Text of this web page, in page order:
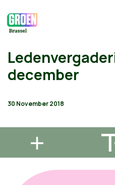
december
30 November 2018